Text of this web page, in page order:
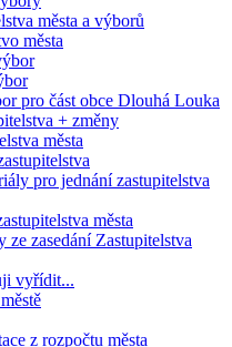
města a výborů
města
pro část obce Dlouhá Louka
+ změny
města
pro jednání zastupitelstva
města
ze zasedání Zastupitelstva
vyřídit...
z rozpočtu města